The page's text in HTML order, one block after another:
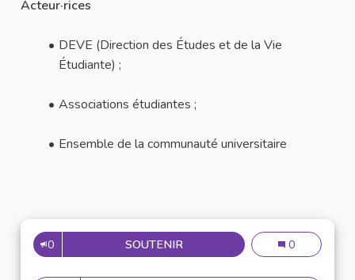
Acteur·rices
DEVE (Direction des Études et de la Vie
Étudiante) ;
Associations étudiantes ;
Ensemble de la communauté universitaire
0 SOUTENIRN°17 : CO-CONSTRUIRE LES
N°17 : Co-
0